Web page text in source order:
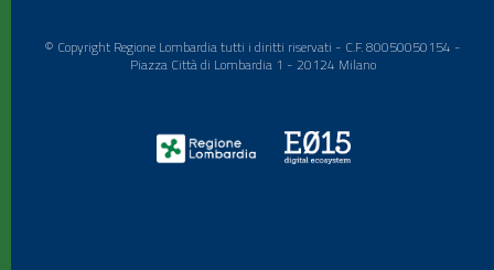
© Copyright Regione Lombardia tutti i diritti riservati - C.F. 80050050154 -
Piazza Città di Lombardia 1 - 20124 Milano